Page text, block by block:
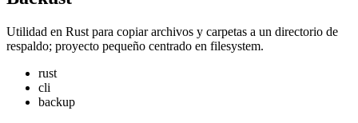
Utilidad en Rust para copiar archivos y carpetas a un directorio de
respaldo; proyecto pequeño centrado en filesystem.
rust
cli
backup